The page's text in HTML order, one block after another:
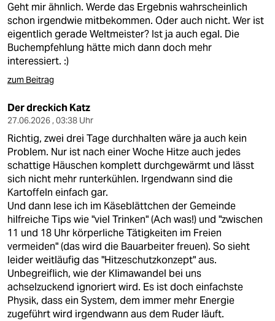
Geht mir ähnlich. Werde das Ergebnis wahrscheinlich
schon irgendwie mitbekommen. Oder auch nicht. Wer ist
eigentlich gerade Weltmeister? Ist ja auch egal. Die
Buchempfehlung hätte mich dann doch mehr
interessiert. :)
zum Beitrag
Der dreckich Katz
27.06.2026 , 03:38 Uhr
Richtig, zwei drei Tage durchhalten wäre ja auch kein
Problem. Nur ist nach einer Woche Hitze auch jedes
schattige Häuschen komplett durchgewärmt und lässt
sich nicht mehr runterkühlen. Irgendwann sind die
Kartoffeln einfach gar.
Und dann lese ich im Käseblättchen der Gemeinde
hilfreiche Tips wie "viel Trinken" (Ach was!) und "zwischen
11 und 18 Uhr körperliche Tätigkeiten im Freien
vermeiden" (das wird die Bauarbeiter freuen). So sieht
leider weitläufig das "Hitzeschutzkonzept" aus.
Unbegreiflich, wie der Klimawandel bei uns
achselzuckend ignoriert wird. Es ist doch einfachste
Physik, dass ein System, dem immer mehr Energie
zugeführt wird irgendwann aus dem Ruder läuft.